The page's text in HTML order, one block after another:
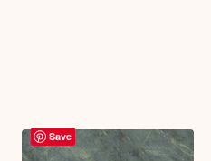
Save